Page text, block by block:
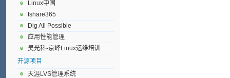
Linux中国
tshare365
Dig All Possible
应用性能管理
吴光科-京峰Linux运维培训
开源项目
天涯LVS管理系统